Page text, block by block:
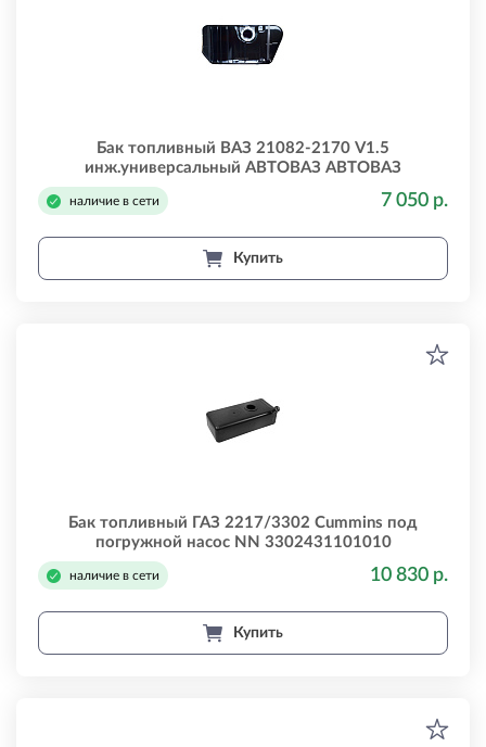
Бак топливный ВАЗ 21082-2170 V1.5
инж.универсальный АВТОВАЗ АВТОВАЗ
наличие в сети 7 050 р.
Купить
Бак топливный ГАЗ 2217/3302 Cummins под
погружной насос NN 3302431101010
наличие в сети 10 830 р.
Купить